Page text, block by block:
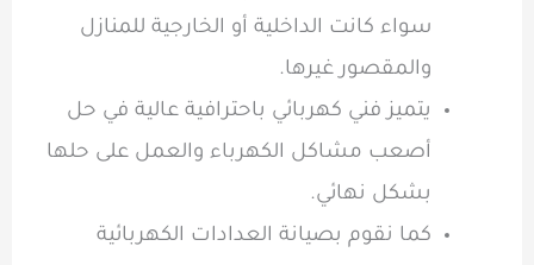
سواء كانت الداخلية أو الخارجية للمنازل
والمقصور غيرها.
يتميز فني كهربائي باحترافية عالية في حل
أصعب مشاكل الكهرباء والعمل على حلها
بشكل نهائي.
كما نقوم بصيانة العدادات الكهربائية